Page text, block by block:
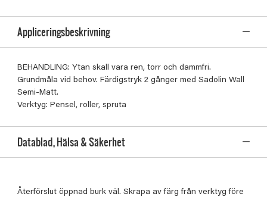
Appliceringsbeskrivning
BEHANDLING: Ytan skall vara ren, torr och dammfri.
Grundmåla vid behov. Färdigstryk 2 gånger med Sadolin Wall
Semi-Matt.
Verktyg: Pensel, roller, spruta
Datablad, Hälsa & Säkerhet
Återförslut öppnad burk väl. Skrapa av färg från verktyg före